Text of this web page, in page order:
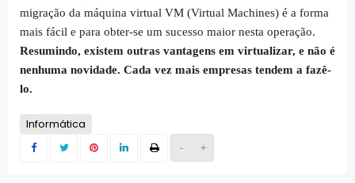
- +
migração da máquina virtual VM (Virtual Machines) é a forma
mais fácil e para obter-se um sucesso maior nesta operação.
Resumindo, existem outras vantagens em virtualizar, e não é
nenhuma novidade. Cada vez mais empresas tendem a fazê-
lo.
Informática